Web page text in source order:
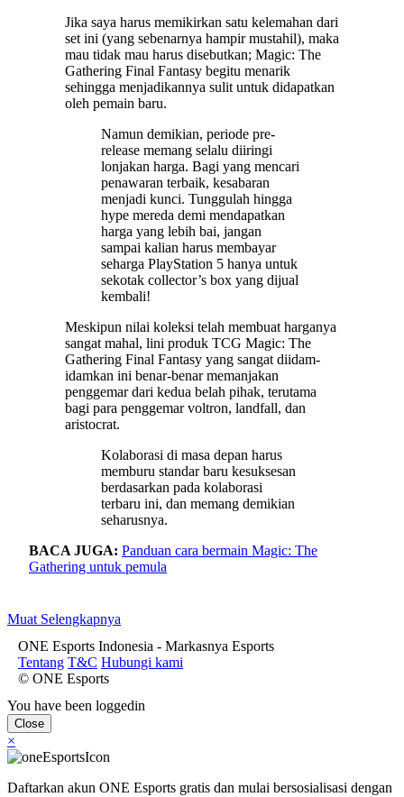
Jika saya harus memikirkan satu kelemahan dari
set ini (yang sebenarnya hampir mustahil), maka
mau tidak mau harus disebutkan; Magic: The
Gathering Final Fantasy begitu menarik
sehingga menjadikannya sulit untuk didapatkan
oleh pemain baru.
Namun demikian, periode pre-
release memang selalu diiringi
lonjakan harga. Bagi yang mencari
penawaran terbaik, kesabaran
menjadi kunci. Tunggulah hingga
hype mereda demi mendapatkan
harga yang lebih bai, jangan
sampai kalian harus membayar
seharga PlayStation 5 hanya untuk
sekotak collector’s box yang dijual
kembali!
Meskipun nilai koleksi telah membuat harganya
sangat mahal, lini produk TCG Magic: The
Gathering Final Fantasy yang sangat diidam-
idamkan ini benar-benar memanjakan
penggemar dari kedua belah pihak, terutama
bagi para penggemar voltron, landfall, dan
aristocrat.
Kolaborasi di masa depan harus
memburu standar baru kesuksesan
berdasarkan pada kolaborasi
terbaru ini, dan memang demikian
seharusnya.
BACA JUGA: Panduan cara bermain Magic: The
Gathering untuk pemula
Muat Selengkapnya
ONE Esports Indonesia - Markasnya Esports
Tentang T&C Hubungi kami
© ONE Esports
You have been loggedin
Close
×
Daftarkan akun ONE Esports gratis dan mulai bersosialisasi dengan